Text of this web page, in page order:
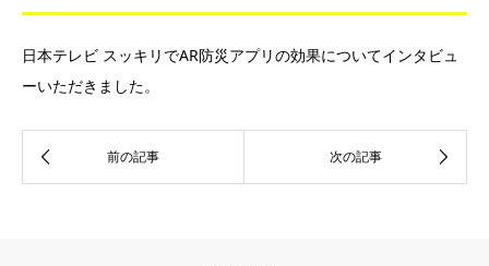
日本テレビ スッキリでAR防災アプリの効果についてインタビュ
ーいただきました。